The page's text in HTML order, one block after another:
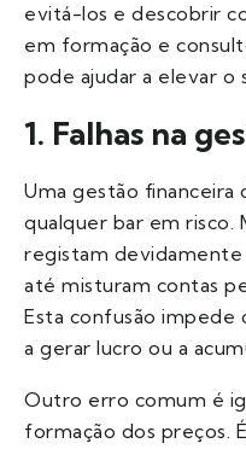
evitá-los e descobrir
em formação e
pode ajudar a elevar o
1. Falhas na
Uma gestão financeira
qualquer bar em risco.
registam devidamente
até misturam contas
Esta confusão impede
a gerar lucro ou a
Outro erro comum é
formação dos preços.